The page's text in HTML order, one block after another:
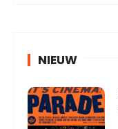
NIEUW